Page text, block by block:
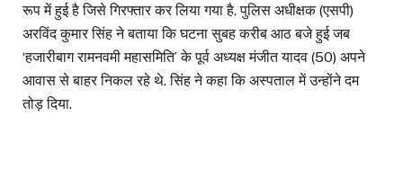
रूप में हुई है जिसे गिरफ्तार कर लिया गया है. पुलिस अधीक्षक (एसपी)
अरविंद कुमार सिंह ने बताया कि घटना सुबह करीब आठ बजे हुई जब
‘हजारीबाग रामनवमी महासमिति’ के पूर्व अध्यक्ष मंजीत यादव (50) अपने
आवास से बाहर निकल रहे थे. सिंह ने कहा कि अस्पताल में उन्होंने दम
तोड़ दिया.